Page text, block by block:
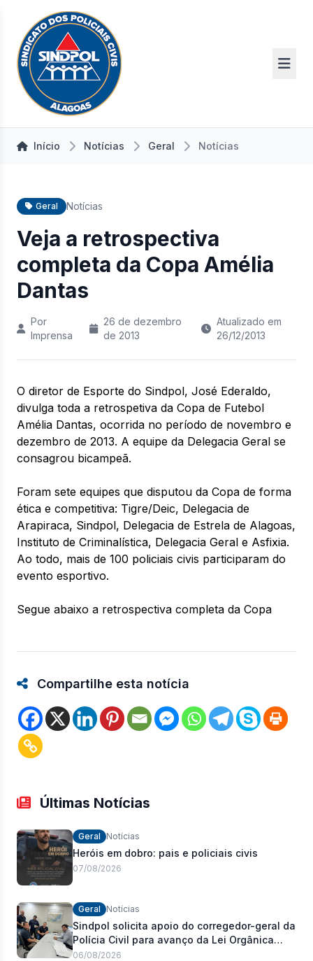
Início Notícias Geral Notícias
Geral Notícias
Veja a retrospectiva
completa da Copa Amélia
Dantas
Por
Imprensa
26 de dezembro
de 2013
Atualizado em
26/12/2013
O diretor de Esporte do Sindpol, José Ederaldo,
divulga toda a retrospetiva da Copa de Futebol
Amélia Dantas, ocorrida no período de novembro e
dezembro de 2013. A equipe da Delegacia Geral se
consagrou bicampeã.
Foram sete equipes que disputou da Copa de forma
ética e competitiva: Tigre/Deic, Delegacia de
Arapiraca, Sindpol, Delegacia de Estrela de Alagoas,
Instituto de Criminalística, Delegacia Geral e Asfixia.
Ao todo, mais de 100 policiais civis participaram do
evento esportivo.
Segue abaixo a retrospectiva completa da Copa
Compartilhe esta notícia
Últimas Notícias
Geral Notícias
Heróis em dobro: pais e policiais civis
07/08/2026
Geral Notícias
Sindpol solicita apoio do corregedor-geral da
Polícia Civil para avanço da Lei Orgânica
Estadual
06/08/2026